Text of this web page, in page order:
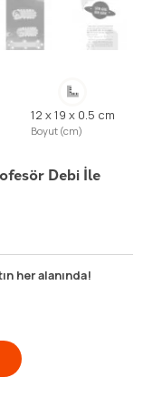
12 x 19 x 0.5 cm
Boyut (cm)
Debi İle
her alanında!